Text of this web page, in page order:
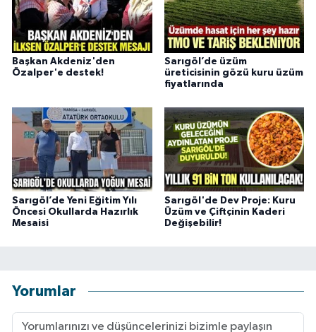
Başkan Akdeniz'den
Özalper'e destek!
Sarıgöl’de üzüm
üreticisinin gözü kuru üzüm
fiyatlarında
Sarıgöl’de Yeni Eğitim Yılı
Öncesi Okullarda Hazırlık
Mesaisi
Sarıgöl'de Dev Proje: Kuru
Üzüm ve Çiftçinin Kaderi
Değişebilir!
Yorumlar